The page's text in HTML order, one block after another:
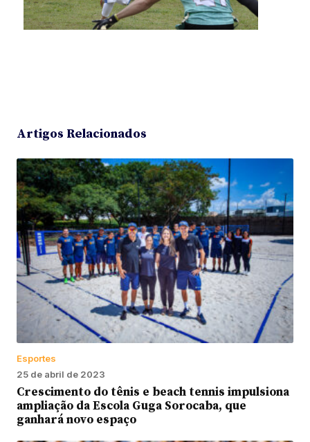
Artigos Relacionados
Esportes
25 de abril de 2023
Crescimento do tênis e beach tennis impulsiona
ampliação da Escola Guga Sorocaba, que
ganhará novo espaço